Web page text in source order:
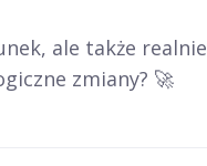
ale także realnie
zmiany? 🚀